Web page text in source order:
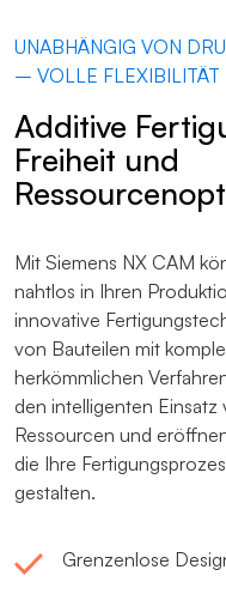
UNABHÄNGIG VON
– VOLLE FLEXIBILITÄT
Additive
Freiheit und
Mit Siemens NX CAM
nahtlos in Ihren
innovative
von Bauteilen mit
herkömmlichen
den intelligenten Einsatz
Ressourcen und
die Ihre
gestalten.
Grenzenlose